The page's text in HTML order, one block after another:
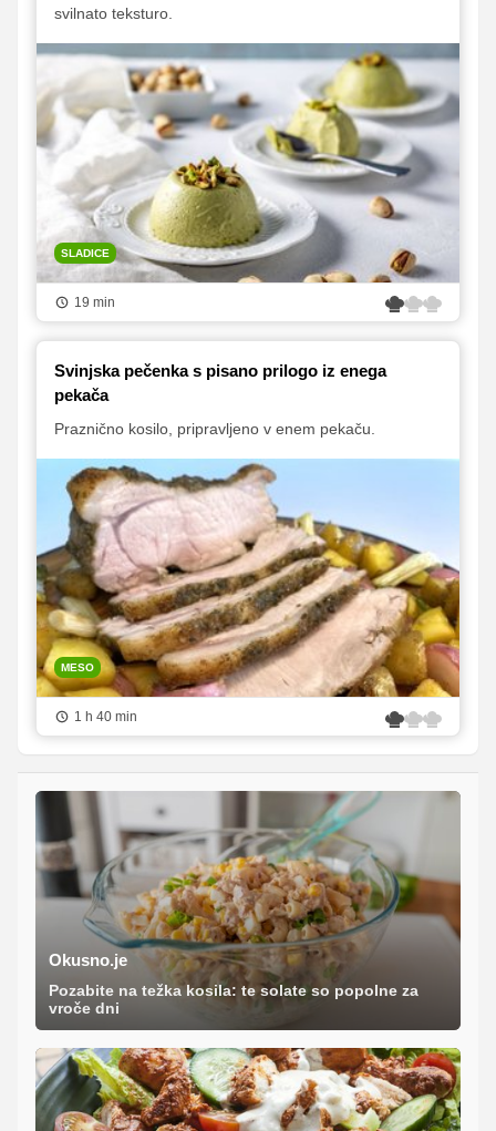
svilnato teksturo.
SLADICE
19 min
Svinjska pečenka s pisano prilogo iz enega
pekača
Praznično kosilo, pripravljeno v enem pekaču.
MESO
1 h 40 min
Okusno.je
Pozabite na težka kosila: te solate so popolne za
vroče dni